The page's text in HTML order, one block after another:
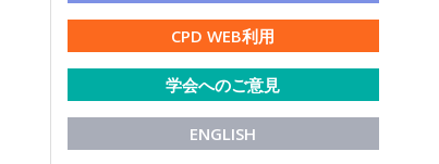
CPD WEB利用
学会へのご意見
ENGLISH